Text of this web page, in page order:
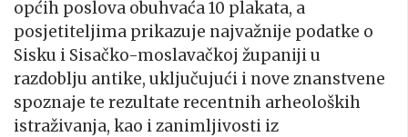
općih poslova obuhvaća 10 plakata, a
posjetiteljima prikazuje najvažnije podatke o
Sisku i Sisačko-moslavačkoj županiji u
razdoblju antike, uključujući i nove znanstvene
spoznaje te rezultate recentnih arheoloških
istraživanja, kao i zanimljivosti iz